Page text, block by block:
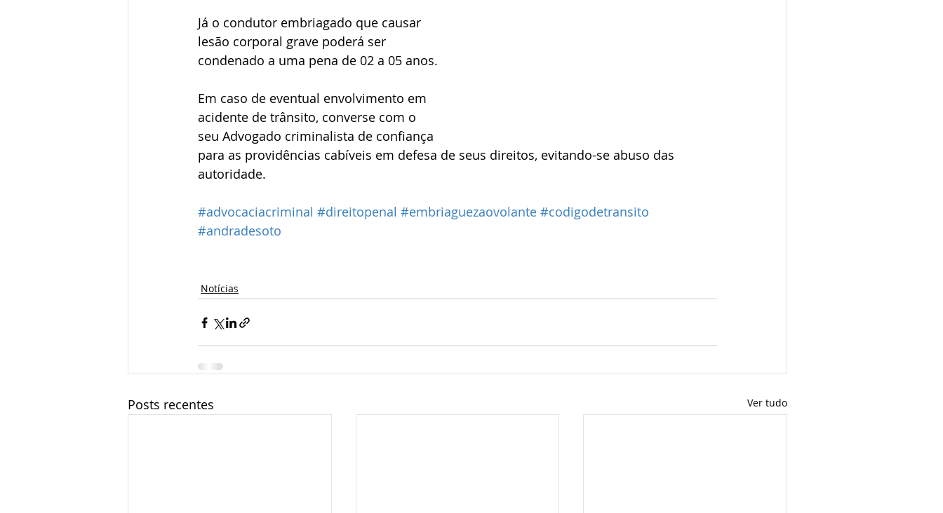
Já o condutor embriagado que causar
lesão corporal grave poderá ser
condenado a uma pena de 02 a 05 anos.
Em caso de eventual envolvimento em
acidente de trânsito, converse com o
seu Advogado criminalista de confiança
para as providências cabíveis em defesa de seus direitos, evitando-se abuso das
autoridade.
#advocaciacriminal #direitopenal #embriaguezaovolante #codigodetransito
#andradesoto
Notícias
Posts recentes Ver tudo